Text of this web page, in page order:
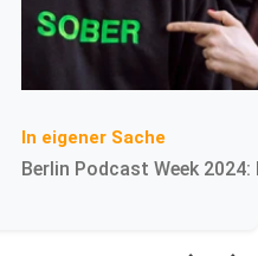
In eigener Sache
Berlin Podcast Week